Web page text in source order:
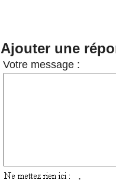
Ajouter une
Votre message :
: